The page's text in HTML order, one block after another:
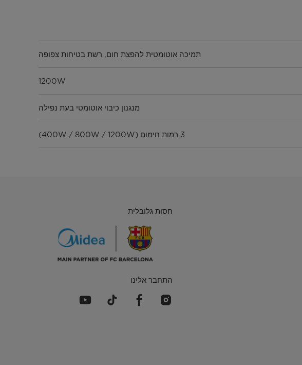
תמיכה אוטומטית להפצת חום, רשת בטיחות צפופה
1200W
מנגנון כיבוי אוטומטי בעת נפילה
3 רמות חימום (400W / 800W / 1200W)
חסות גלובלית
התחבר אלינו